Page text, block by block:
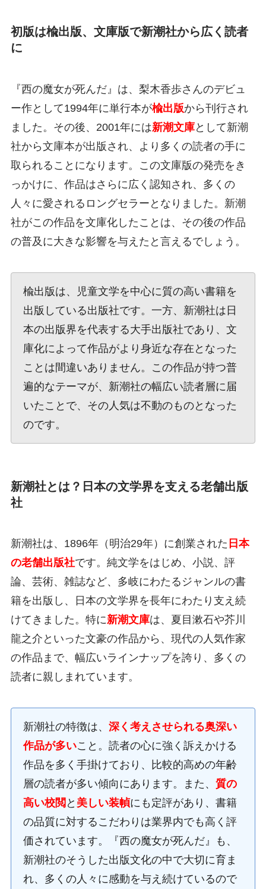
初版は楡出版、文庫版で新潮社から広く読者
に
『西の魔女が死んだ』は、梨木香歩さんのデビュ
ー作として1994年に単行本が楡出版から刊行され
ました。その後、2001年には新潮文庫として新潮
社から文庫本が出版され、より多くの読者の手に
取られることになります。この文庫版の発売をき
っかけに、作品はさらに広く認知され、多くの
人々に愛されるロングセラーとなりました。新潮
社がこの作品を文庫化したことは、その後の作品
の普及に大きな影響を与えたと言えるでしょう。
楡出版は、児童文学を中心に質の高い書籍を
出版している出版社です。一方、新潮社は日
本の出版界を代表する大手出版社であり、文
庫化によって作品がより身近な存在となった
ことは間違いありません。この作品が持つ普
遍的なテーマが、新潮社の幅広い読者層に届
いたことで、その人気は不動のものとなった
のです。
新潮社とは？日本の文学界を支える老舗出版
社
新潮社は、1896年（明治29年）に創業された 日本
の老舗出版社です。純文学をはじめ、小説、評
論、芸術、雑誌など、多岐にわたるジャンルの書
籍を出版し、日本の文学界を長年にわたり支え続
けてきました。特に新潮文庫は、夏目漱石や芥川
龍之介といった文豪の作品から、現代の人気作家
の作品まで、幅広いラインナップを誇り、多くの
読者に親しまれています。
新潮社の特徴は、 深く考えさせられる奥深い
作品が多いこと。読者の心に強く訴えかける
作品を多く手掛けており、比較的高めの年齢
層の読者が多い傾向にあります。また、 質の
高い校閲 と 美しい装幀にも定評があり、書籍
の品質に対するこだわりは業界内でも高く評
価されています。『西の魔女が死んだ』も、
新潮社のそうした出版文化の中で大切に育ま
れ、多くの人々に感動を与え続けているので